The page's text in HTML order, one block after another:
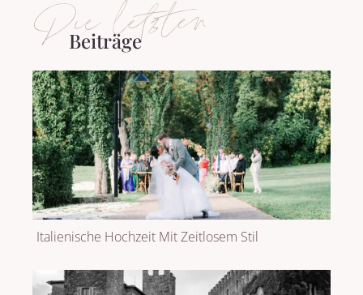
Die letzten
Beiträge
Italienische Hochzeit Mit Zeitlosem Stil